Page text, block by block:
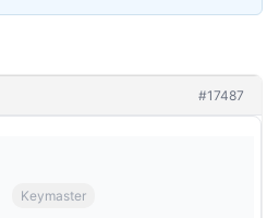
#17487
Keymaster